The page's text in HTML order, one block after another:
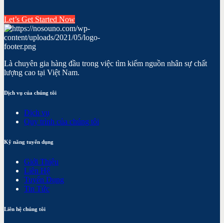
Let’s Get Started Now
Là chuyên gia hàng đầu trong việc tìm kiếm nguồn nhân sự chất
lượng cao tại Việt Nam.
Dịch vụ của chúng tôi
Dịch vụ
Quy trình của chúng tôi
Kỹ năng tuyển dụng
Giới Thiệu
Liên Hệ
Tuyển Dụng
Tin Tức
Liên hệ chúng tôi